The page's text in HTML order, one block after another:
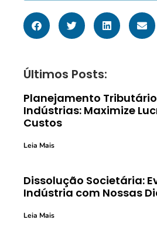
Últimos Posts:
Planejamento
Indústrias: Maximize
Custos
Leia Mais
Dissolução Societária:
Indústria com Nossas
Leia Mais